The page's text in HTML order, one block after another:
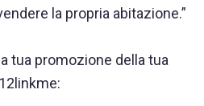
la propria abitazione.”
tua promozione della tua